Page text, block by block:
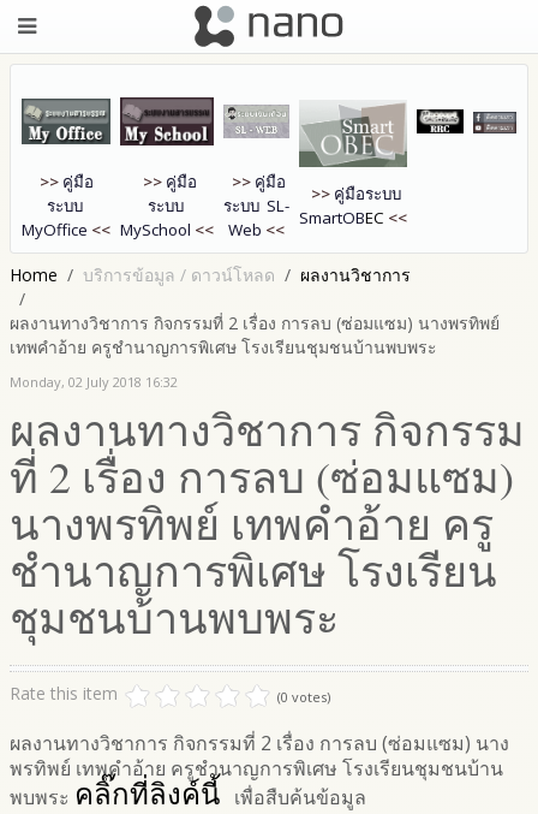
>> คู่มือ
ระบบ
MyOffice <<
>> คู่มือ
ระบบ
MySchool <<
>> คู่มือ
ระบบ SL-
Web <<
>> คู่มือระบบ
SmartOBEC <<
Home บริการข้อมูล / ดาวน์โหลด ผลงานวิชาการ
ผลงานทางวิชาการ กิจกรรมที่ 2 เรื่อง การลบ (ซ่อมแซม) นางพรทิพย์
เทพคำอ้าย ครูชำนาญการพิเศษ โรงเรียนชุมชนบ้านพบพระ
Monday, 02 July 2018 16:32
ผลงานทางวิชาการ กิจกรรม
ที่ 2 เรื่อง การลบ (ซ่อมแซม)
นางพรทิพย์ เทพคำอ้าย ครู
ชำนาญการพิเศษ โรงเรียน
ชุมชนบ้านพบพระ
Rate this item (0 votes)
ผลงานทางวิชาการ กิจกรรมที่ 2 เรื่อง การลบ (ซ่อมแซม) นาง
พรทิพย์ เทพคำอ้าย ครูชำนาญการพิเศษ โรงเรียนชุมชนบ้าน
พบพระ คลิ๊กที่ลิงค์นี้ เพื่อสืบค้นข้อมูล